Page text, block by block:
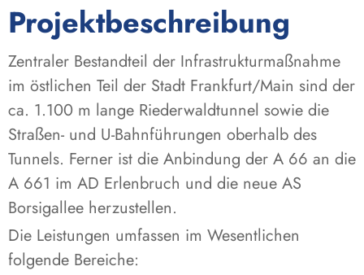
Projektbeschreibung
Zentraler Bestandteil der Infrastrukturmaßnahme
im östlichen Teil der Stadt Frankfurt/Main sind der
ca. 1.100 m lange Riederwaldtunnel sowie die
Straßen- und U-Bahnführungen oberhalb des
Tunnels. Ferner ist die Anbindung der A 66 an die
A 661 im AD Erlenbruch und die neue AS
Borsigallee herzustellen.
Die Leistungen umfassen im Wesentlichen
folgende Bereiche: